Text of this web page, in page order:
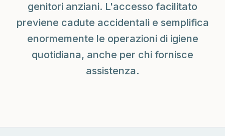
genitori anziani. L'accesso facilitato
previene cadute accidentali e semplifica
enormemente le operazioni di igiene
quotidiana, anche per chi fornisce
assistenza.